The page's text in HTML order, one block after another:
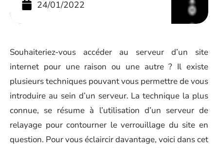
24/01/2022
Souhaiteriez-vous accéder au serveur d’un site
internet pour une raison ou une autre ? Il existe
plusieurs techniques pouvant vous permettre de vous
introduire au sein d’un serveur. La technique la plus
connue, se résume à l’utilisation d’un serveur de
relayage pour contourner le verrouillage du site en
question. Pour vous éclaircir davantage, voici dans cet